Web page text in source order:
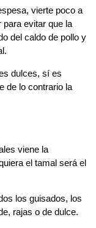
vierte poco a
para evitar que la
del caldo de pollo y
dulces, sí es
de lo contrario la
viene la
el tamal será el
los guisados, los
rajas o de dulce.